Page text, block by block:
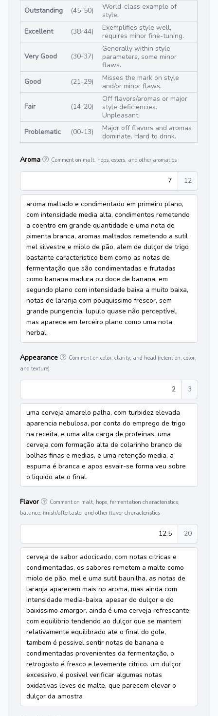
Outstanding (45-50)
World-class example of
style.
Excellent
(38-44)
Exemplifies style well,
requires minor fine-tuning.
Very Good (30-37)
Generally within style
parameters, some minor
flaws.
Good
(21-29)
Misses the mark on style
and/or minor flaws.
Fair (14-20)
Off flavors/aromas or major
style deficiencies.
Unpleasant.
Problematic
(00-13)
Major off flavors and aromas
dominate. Hard to drink.
Aroma Comment on malt, hops, esters, and other aromatics
7 12
aroma maltado e condimentado em primeiro plano,
com intensidade media alta, condimentos remetendo
a coentro em grande quantidade e uma nota de
pimenta branca, aromas maltados remetendo a sutil
mel silvestre e miolo de pão, alem de dulçor de trigo
bastante caracteristico bem como as notas de
fermentação que são condimentadas e frutadas
como banana madura ou doce de banana, em
segundo plano com intensidade baixa a muito baixa,
notas de laranja com pouquissimo frescor, sem
grande pungencia, lupulo quase não perceptível,
mas aparece em terceiro plano como uma nota
herbal.
Appearance
Comment on color, clarity, and head (retention, color,
and texture)
2 3
uma cerveja amarelo palha, com turbidez elevada
aparencia nebulosa, por conta do emprego de trigo
na receita, e uma alta carga de proteinas, uma
cerveja com formação alta de colarinho branco de
bolhas finas e medias, e uma retenção media, a
espuma é branca e apos esvair-se forma veu sobre
o liquido ate o final.
Flavor
Comment on malt, hops, fermentation characteristics,
balance, finish/aftertaste, and other flavor characteristics
12.5 20
cerveja de sabor adocicado, com notas citricas e
condimentadas, os sabores remetem a malte como
miolo de pão, mel e uma sutil baunilha, as notas de
laranja aparecem mais no aroma, mas ainda com
intensidade media-baixa, apesar do dulçor e do
baixissimo amargor, ainda é uma cerveja refrescante,
com equilibrio tendendo ao dulçor que se mantem
relativamente equilibrado ate o final do gole,
tambem é possivel sentir notas de banana e
condimentadas provenientes da fermentação, o
retrogosto é fresco e levemente citrico. um dulçor
excessivo, é posivel verificar algumas notas
oxidativas leves de malte, que parecem elevar o
dulçor da amostra